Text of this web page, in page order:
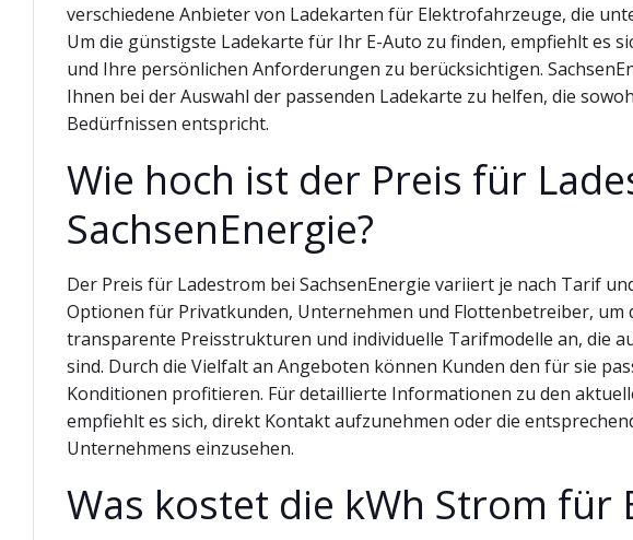
verschiedene Anbieter von Ladekarten für Elektrofahrzeuge, die
Um die günstigste Ladekarte für Ihr E-Auto zu finden, empfiehlt es
und Ihre persönlichen Anforderungen zu berücksichtigen.
Ihnen bei der Auswahl der passenden Ladekarte zu helfen, die
Bedürfnissen entspricht.
Wie hoch ist der Preis für
SachsenEnergie?
Der Preis für Ladestrom bei SachsenEnergie variiert je nach Tarif
Optionen für Privatkunden, Unternehmen und Flottenbetreiber, um
transparente Preisstrukturen und individuelle Tarifmodelle an, die
sind. Durch die Vielfalt an Angeboten können Kunden den für sie
Konditionen profitieren. Für detaillierte Informationen zu den
empfiehlt es sich, direkt Kontakt aufzunehmen oder die
Unternehmens einzusehen.
Was kostet die kWh Strom für